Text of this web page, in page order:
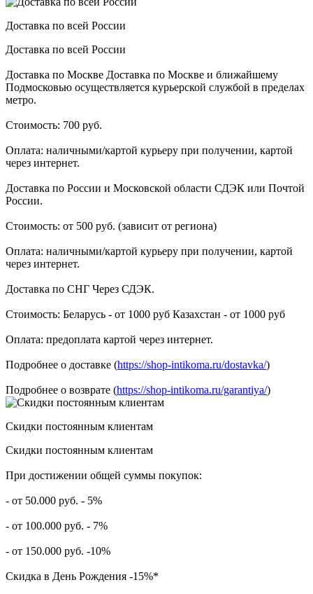
Доставка по всей России
Доставка по всей России
Доставка по Москве Доставка по Москве и ближайшему
Подмосковью осуществляется курьерской службой в пределах
метро.
Стоимость: 700 руб.
Оплата: наличными/картой курьеру при получении, картой
через интернет.
Доставка по России и Московской области СДЭК или Почтой
России.
Стоимость: от 500 руб. (зависит от региона)
Оплата: наличными/картой курьеру при получении, картой
через интернет.
Доставка по СНГ Через СДЭК.
Стоимость: Беларусь - от 1000 руб Казахстан - от 1000 руб
Оплата: предоплата картой через интернет.
Подробнее о доставке (https://shop-intikoma.ru/dostavka/)
Подробнее о возврате (https://shop-intikoma.ru/garantiya/)
Скидки постоянным клиентам
Скидки постоянным клиентам
При достижении общей суммы покупок:
- от 50.000 руб. - 5%
- от 100.000 руб. - 7%
- от 150.000 руб. -10%
Скидка в День Рождения -15%*